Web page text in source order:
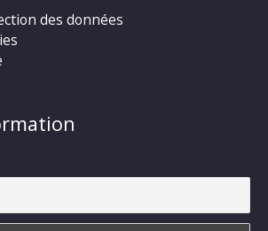
des données